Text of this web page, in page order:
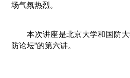
场气氛热烈。
本次讲座是北京大学和国防
防论坛”的第六讲。